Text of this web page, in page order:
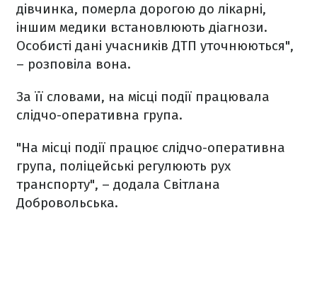
дівчинка, померла дорогою до лікарні,
іншим медики встановлюють діагнози.
Особисті дані учасників ДТП уточнюються",
– розповіла вона.
За її словами, на місці події працювала
слідчо-оперативна група.
"На місці події працює слідчо-оперативна
група, поліцейські регулюють рух
транспорту", – додала Світлана
Добровольська.